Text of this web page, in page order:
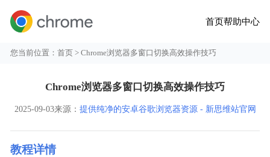
首页帮助中心
您当前位置：首页 > Chrome浏览器多窗口切换高效操作技巧
Chrome浏览器多窗口切换高效操作技巧
2025-09-03来源： 提供纯净的安卓谷歌浏览器资源 - 新思维站官网
教程详情